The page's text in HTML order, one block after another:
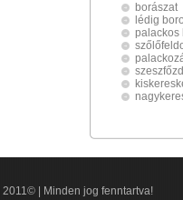
borászat
lédig
palackos
| 2011© | Minden jog fenntartva!